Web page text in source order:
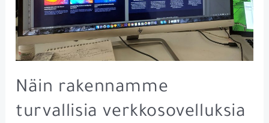
Näin rakennamme
turvallisia verkkosovelluksia